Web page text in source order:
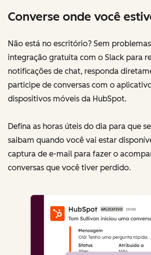
Converse onde você
Não está no escritório? Sem
integração gratuita com o Slack para
notificações de chat, responda
participe de conversas com o
dispositivos móveis da HubSpot.
Defina as horas úteis do dia para que
saibam quando você vai estar
captura de e-mail para fazer o
conversas que você tiver perdido.